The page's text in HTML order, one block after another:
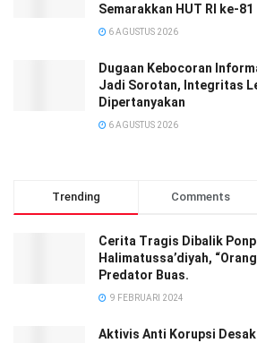
Semarakkan HUT RI ke-81
6 AGUSTUS 2026
Dugaan Kebocoran
Jadi Sorotan, Integritas
Dipertanyakan
6 AGUSTUS 2026
Trending Comments
Cerita Tragis Dibalik
Halimatussa’diyah,
Predator Buas.
9 FEBRUARI 2024
Aktivis Anti Korupsi